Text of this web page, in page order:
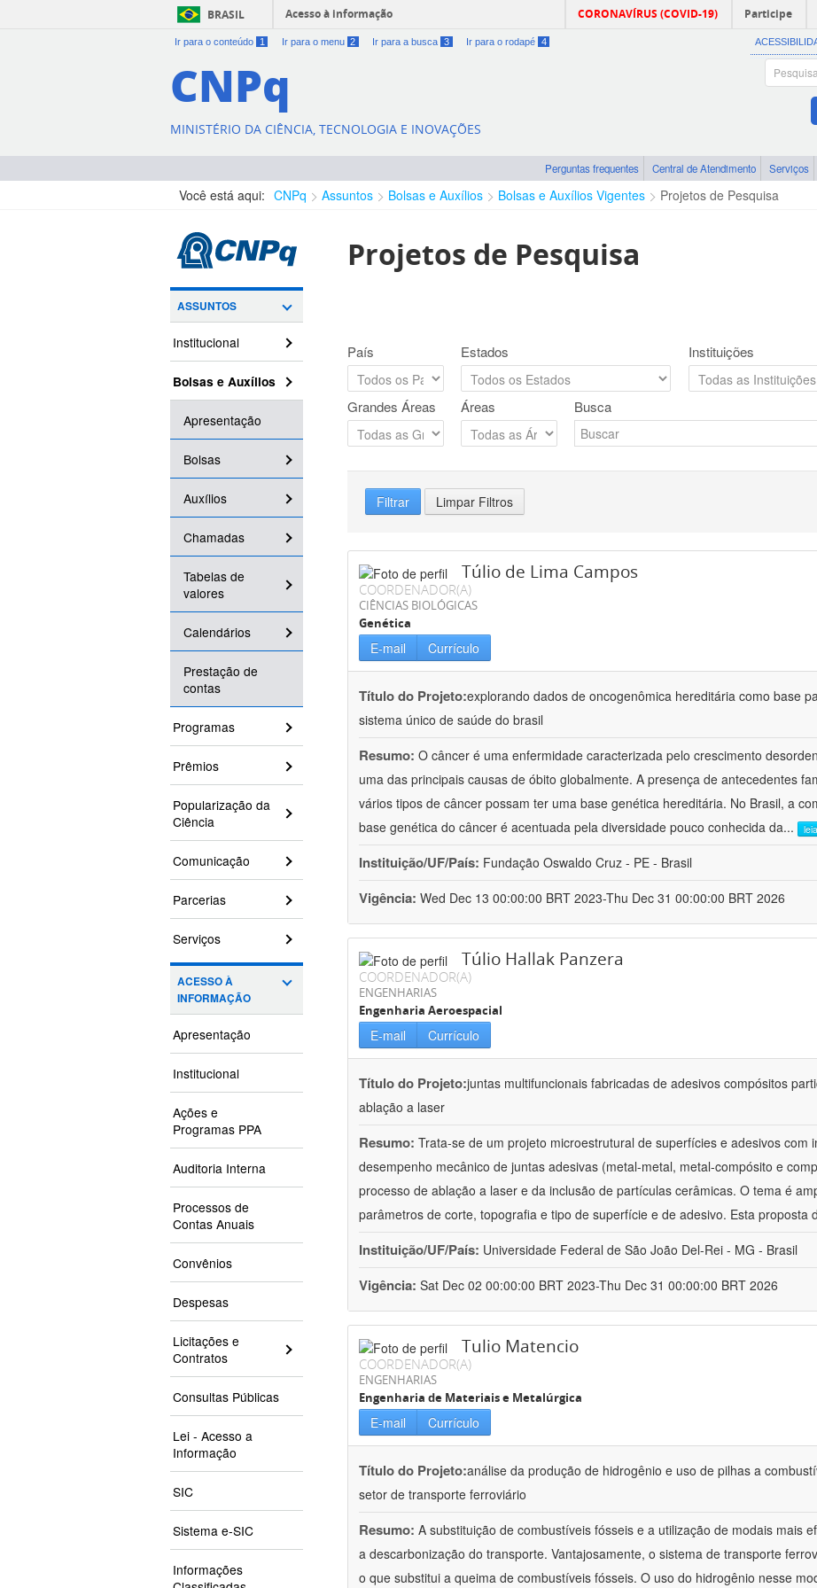
BRASIL Acesso à informação CORONAVÍRUS (COVID-19) Participe
Ir para o conteúdo 1 Ir para o menu 2 Ir para a busca 3 Ir para o rodapé 4
CNPq
MINISTÉRIO DA CIÊNCIA, TECNOLOGIA E INOVAÇÕES
Perguntas frequentes Central de Atendimento Serviços
Você está aqui: CNPq Assuntos Bolsas e Auxílios Bolsas e Auxílios Vigentes Projetos de Pesquisa
ASSUNTOS
Institucional
Bolsas e Auxílios
Apresentação
Bolsas
Auxílios
Chamadas
Tabelas de
valores
Calendários
Prestação de
contas
Programas
Prêmios
Popularização da
Ciência
Comunicação
Parcerias
Serviços
ACESSO À
INFORMAÇÃO
Apresentação
Institucional
Ações e
Programas PPA
Auditoria Interna
Processos de
Contas Anuais
Convênios
Despesas
Licitações e
Contratos
Consultas Públicas
Lei - Acesso a
Informação
SIC
Sistema e-SIC
Informações
Projetos de Pesquisa
País Estados Instituições
Grandes Áreas Áreas Busca
Filtrar Limpar Filtros
Túlio de Lima Campos
COORDENADOR(A)
CIÊNCIAS BIOLÓGICAS
Genética
E-mail Currículo
Título do Projeto:explorando dados de oncogenômica hereditária como base
sistema único de saúde do brasil
Resumo: O câncer é uma enfermidade caracterizada pelo crescimento
uma das principais causas de óbito globalmente. A presença de antecedentes
vários tipos de câncer possam ter uma base genética hereditária. No Brasil, a
base genética do câncer é acentuada pela diversidade pouco conhecida da...
Instituição/UF/País: Fundação Oswaldo Cruz - PE - Brasil
Vigência: Wed Dec 13 00:00:00 BRT 2023-Thu Dec 31 00:00:00 BRT 2026
Túlio Hallak Panzera
COORDENADOR(A)
ENGENHARIAS
Engenharia Aeroespacial
E-mail Currículo
Título do Projeto:juntas multifuncionais fabricadas de adesivos compósitos
ablação a laser
Resumo: Trata-se de um projeto microestrutural de superfícies e adesivos com
desempenho mecânico de juntas adesivas (metal-metal, metal-compósito e
processo de ablação a laser e da inclusão de partículas cerâmicas. O tema é
parâmetros de corte, topografia e tipo de superfície e de adesivo. Esta proposta
Instituição/UF/País: Universidade Federal de São João Del-Rei - MG - Brasil
Vigência: Sat Dec 02 00:00:00 BRT 2023-Thu Dec 31 00:00:00 BRT 2026
Tulio Matencio
COORDENADOR(A)
ENGENHARIAS
Engenharia de Materiais e Metalúrgica
E-mail Currículo
Título do Projeto:análise da produção de hidrogênio e uso de pilhas a
setor de transporte ferroviário
Resumo: A substituição de combustíveis fósseis e a utilização de modais mais
a descarbonização do transporte. Vantajosamente, o sistema de transporte
o que substitui a queima de combustíveis fósseis. O uso do hidrogênio nesse